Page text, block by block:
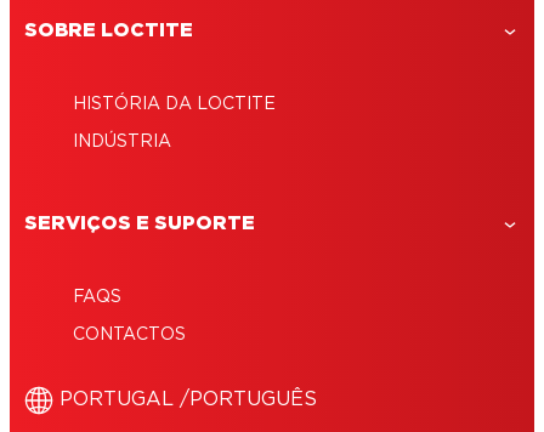
SOBRE LOCTITE
HISTÓRIA DA LOCTITE
INDÚSTRIA
SERVIÇOS E SUPORTE
FAQS
CONTACTOS
‎PORTUGAL /‎PORTUGUÊS